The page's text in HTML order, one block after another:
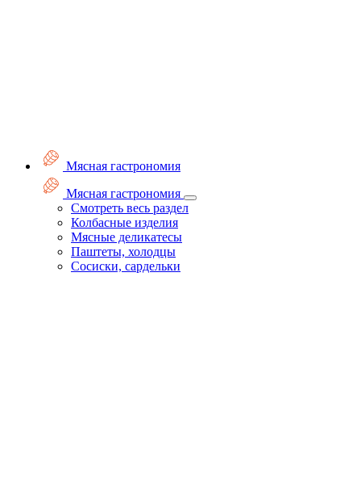
Мясная гастрономия
Мясная гастрономия
Смотреть весь раздел
Колбасные изделия
Мясные деликатесы
Паштеты, холодцы
Сосиски, сардельки